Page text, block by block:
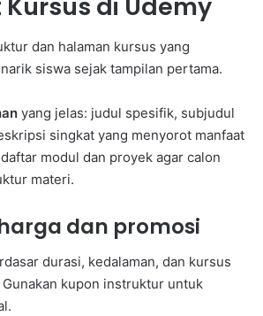
di Udemy
dan halaman kursus yang
siswa sejak tampilan pertama.
yang jelas: judul spesifik, subjudul
singkat yang menyorot manfaat
modul dan proyek agar calon
materi.
dan promosi
durasi, kedalaman, dan kursus
kupon instruktur untuk